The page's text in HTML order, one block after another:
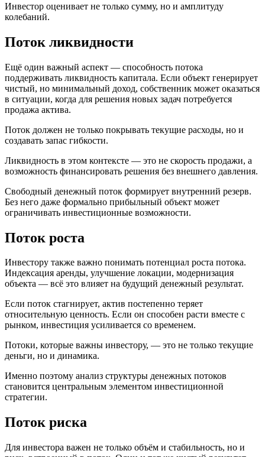
Инвестор оценивает не только сумму, но и амплитуду
колебаний.
Поток ликвидности
Ещё один важный аспект — способность потока
поддерживать ликвидность капитала. Если объект генерирует
чистый, но минимальный доход, собственник может оказаться
в ситуации, когда для решения новых задач потребуется
продажа актива.
Поток должен не только покрывать текущие расходы, но и
создавать запас гибкости.
Ликвидность в этом контексте — это не скорость продажи, а
возможность финансировать решения без внешнего давления.
Свободный денежный поток формирует внутренний резерв.
Без него даже формально прибыльный объект может
ограничивать инвестиционные возможности.
Поток роста
Инвестору также важно понимать потенциал роста потока.
Индексация аренды, улучшение локации, модернизация
объекта — всё это влияет на будущий денежный результат.
Если поток стагнирует, актив постепенно теряет
относительную ценность. Если он способен расти вместе с
рынком, инвестиция усиливается со временем.
Потоки, которые важны инвестору, — это не только текущие
деньги, но и динамика.
Именно поэтому анализ структуры денежных потоков
становится центральным элементом инвестиционной
стратегии.
Поток риска
Для инвестора важен не только объём и стабильность, но и